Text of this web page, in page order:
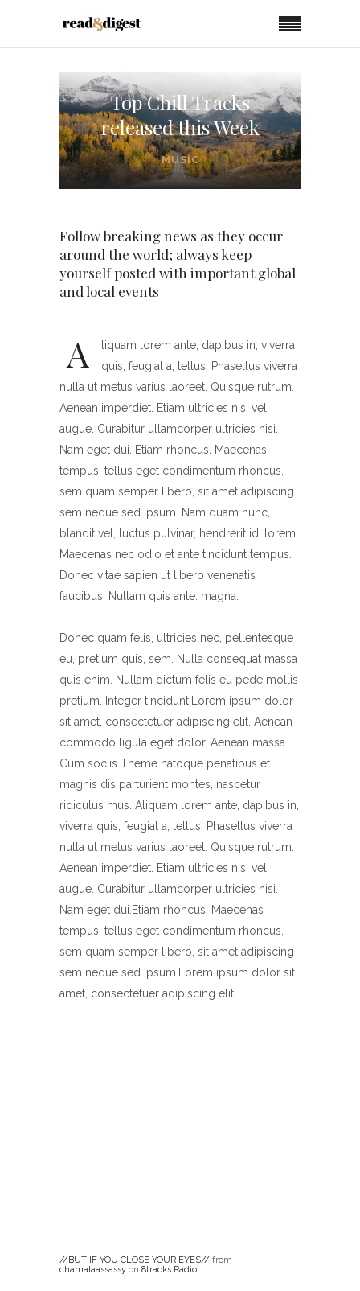
Top Chill Tracks
released this Week
MUSIC
Follow breaking news as they occur
around the world; always keep
yourself posted with important global
and local events
A
liquam lorem ante, dapibus in, viverra
quis, feugiat a, tellus. Phasellus viverra
nulla ut metus varius laoreet. Quisque rutrum.
Aenean imperdiet. Etiam ultricies nisi vel
augue. Curabitur ullamcorper ultricies nisi.
Nam eget dui. Etiam rhoncus. Maecenas
tempus, tellus eget condimentum rhoncus,
sem quam semper libero, sit amet adipiscing
sem neque sed ipsum. Nam quam nunc,
blandit vel, luctus pulvinar, hendrerit id, lorem.
Maecenas nec odio et ante tincidunt tempus.
Donec vitae sapien ut libero venenatis
faucibus. Nullam quis ante. magna.
Donec quam felis, ultricies nec, pellentesque
eu, pretium quis, sem. Nulla consequat massa
quis enim. Nullam dictum felis eu pede mollis
pretium. Integer tincidunt.Lorem ipsum dolor
sit amet, consectetuer adipiscing elit. Aenean
commodo ligula eget dolor. Aenean massa.
Cum sociis Theme natoque penatibus et
magnis dis parturient montes, nascetur
ridiculus mus. Aliquam lorem ante, dapibus in,
viverra quis, feugiat a, tellus. Phasellus viverra
nulla ut metus varius laoreet. Quisque rutrum.
Aenean imperdiet. Etiam ultricies nisi vel
augue. Curabitur ullamcorper ultricies nisi.
Nam eget dui.Etiam rhoncus. Maecenas
tempus, tellus eget condimentum rhoncus,
sem quam semper libero, sit amet adipiscing
sem neque sed ipsum.Lorem ipsum dolor sit
amet, consectetuer adipiscing elit.
//BUT IF YOU CLOSE YOUR EYES// from
chamalaassassy on 8tracks Radio.